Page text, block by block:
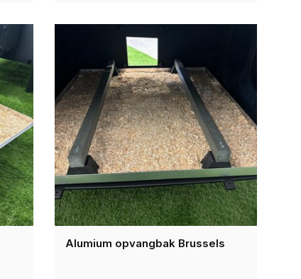
Alumium opvangbak Brussels